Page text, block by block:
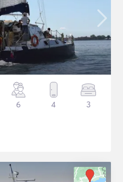
6 4 3